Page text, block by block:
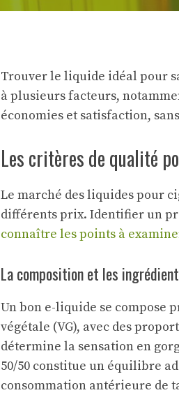
Trouver le liquide idéal pour
à plusieurs facteurs,
économies et satisfaction,
Les critères de qualité
Le marché des liquides pour
différents prix. Identifier un
connaître les points à
La composition et les
Un bon e-liquide se compose
végétale (VG), avec des
détermine la sensation en
50/50 constitue un équilibre
consommation antérieure de